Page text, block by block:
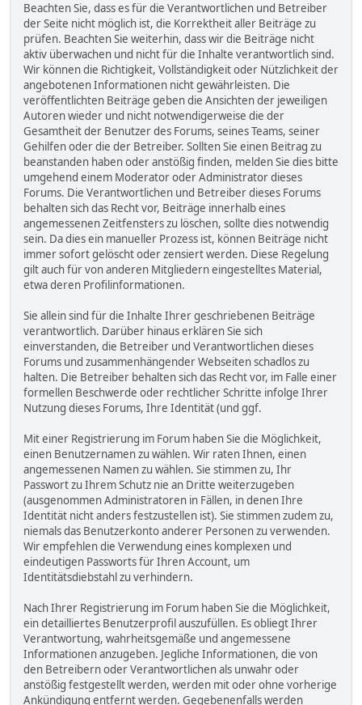
Beachten Sie, dass es für die Verantwortlichen und Betreiber
der Seite nicht möglich ist, die Korrektheit aller Beiträge zu
prüfen. Beachten Sie weiterhin, dass wir die Beiträge nicht
aktiv überwachen und nicht für die Inhalte verantwortlich sind.
Wir können die Richtigkeit, Vollständigkeit oder Nützlichkeit der
angebotenen Informationen nicht gewährleisten. Die
veröffentlichten Beiträge geben die Ansichten der jeweiligen
Autoren wieder und nicht notwendigerweise die der
Gesamtheit der Benutzer des Forums, seines Teams, seiner
Gehilfen oder die der Betreiber. Sollten Sie einen Beitrag zu
beanstanden haben oder anstößig finden, melden Sie dies bitte
umgehend einem Moderator oder Administrator dieses
Forums. Die Verantwortlichen und Betreiber dieses Forums
behalten sich das Recht vor, Beiträge innerhalb eines
angemessenen Zeitfensters zu löschen, sollte dies notwendig
sein. Da dies ein manueller Prozess ist, können Beiträge nicht
immer sofort gelöscht oder zensiert werden. Diese Regelung
gilt auch für von anderen Mitgliedern eingestelltes Material,
etwa deren Profilinformationen.
Sie allein sind für die Inhalte Ihrer geschriebenen Beiträge
verantwortlich. Darüber hinaus erklären Sie sich
einverstanden, die Betreiber und Verantwortlichen dieses
Forums und zusammenhängender Webseiten schadlos zu
halten. Die Betreiber behalten sich das Recht vor, im Falle einer
formellen Beschwerde oder rechtlicher Schritte infolge Ihrer
Nutzung dieses Forums, Ihre Identität (und ggf.
Mit einer Registrierung im Forum haben Sie die Möglichkeit,
einen Benutzernamen zu wählen. Wir raten Ihnen, einen
angemessenen Namen zu wählen. Sie stimmen zu, Ihr
Passwort zu Ihrem Schutz nie an Dritte weiterzugeben
(ausgenommen Administratoren in Fällen, in denen Ihre
Identität nicht anders festzustellen ist). Sie stimmen zudem zu,
niemals das Benutzerkonto anderer Personen zu verwenden.
Wir empfehlen die Verwendung eines komplexen und
eindeutigen Passworts für Ihren Account, um
Identitätsdiebstahl zu verhindern.
Nach Ihrer Registrierung im Forum haben Sie die Möglichkeit,
ein detailliertes Benutzerprofil auszufüllen. Es obliegt Ihrer
Verantwortung, wahrheitsgemäße und angemessene
Informationen anzugeben. Jegliche Informationen, die von
den Betreibern oder Verantwortlichen als unwahr oder
anstößig festgestellt werden, werden mit oder ohne vorherige
Ankündigung entfernt werden. Gegebenenfalls werden